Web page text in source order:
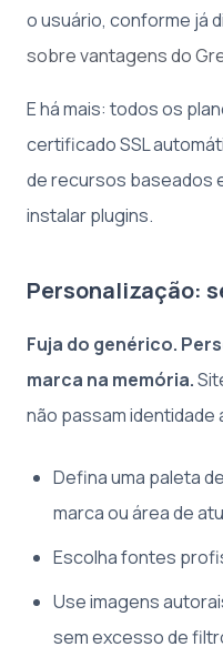
o usuário, conforme já
sobre vantagens do
E há mais: todos os
certificado SSL
de recursos baseados
instalar plugins.
Personalização:
Fuja do genérico.
marca na memória.
não passam
Defina uma paleta
marca ou área de
Escolha fontes
Use imagens
sem excesso de